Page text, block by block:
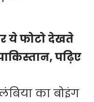
ये फोटो देखते
पढ़िए
का बोइंग